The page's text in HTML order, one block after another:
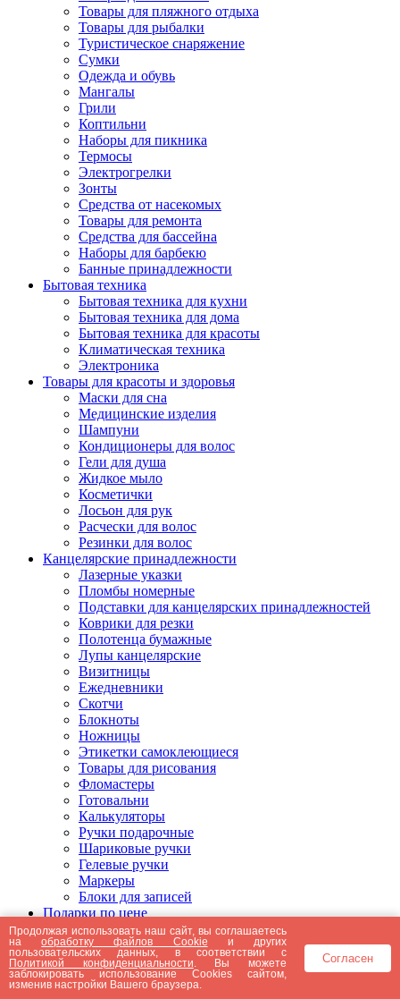
Товары для пляжного отдыха
Товары для рыбалки
Туристическое снаряжение
Сумки
Одежда и обувь
Мангалы
Грили
Коптильни
Наборы для пикника
Термосы
Электрогрелки
Зонты
Средства от насекомых
Товары для ремонта
Средства для бассейна
Наборы для барбекю
Банные принадлежности
Бытовая техника
Бытовая техника для кухни
Бытовая техника для дома
Бытовая техника для красоты
Климатическая техника
Электроника
Товары для красоты и здоровья
Маски для сна
Медицинские изделия
Шампуни
Кондиционеры для волос
Гели для душа
Жидкое мыло
Косметички
Лосьон для рук
Расчески для волос
Резинки для волос
Канцелярские принадлежности
Лазерные указки
Пломбы номерные
Подставки для канцелярских принадлежностей
Коврики для резки
Полотенца бумажные
Лупы канцелярские
Визитницы
Ежедневники
Скотчи
Блокноты
Ножницы
Этикетки самоклеющиеся
Товары для рисования
Фломастеры
Готовальни
Калькуляторы
Ручки подарочные
Шариковые ручки
Гелевые ручки
Маркеры
Блоки для записей
Подарки по цене
Подарки от 5000 рублей
Подарки до 5000 рублей
Подарки до 3000 рублей
Подарки до 2000 рублей
Подарки до 1000 рублей
Продолжая использовать наш сайт, вы соглашаетесь
наобработку файлов Cookie и других
пользовательских данных, в соответствии с
Политикой конфиденциальности . Вы можете
заблокировать использование Cookies сайтом,
изменив настройки Вашего браузера.
Согласен